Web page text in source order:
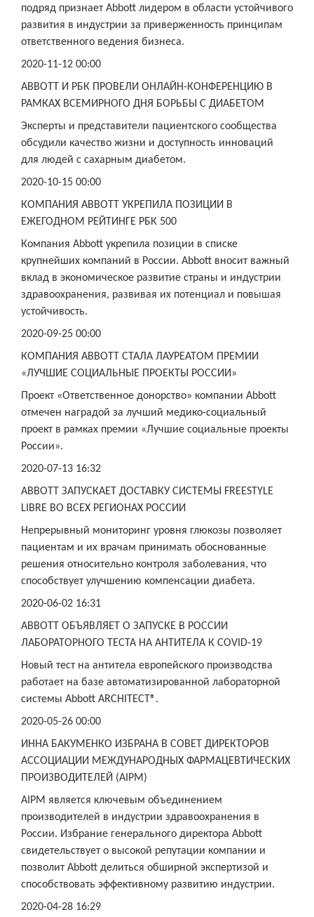
подряд признает Abbott лидером в области устойчивого
развития в индустрии за приверженность принципам
ответственного ведения бизнеса.
2020-11-12 00:00
ABBOTT И РБК ПРОВЕЛИ ОНЛАЙН-КОНФЕРЕНЦИЮ В
РАМКАХ ВСЕМИРНОГО ДНЯ БОРЬБЫ С ДИАБЕТОМ
Эксперты и представители пациентского сообщества
обсудили качество жизни и доступность инноваций
для людей с сахарным диабетом.
2020-10-15 00:00
КОМПАНИЯ ABBOTT УКРЕПИЛА ПОЗИЦИИ В
ЕЖЕГОДНОМ РЕЙТИНГЕ РБК 500
Компания Abbott укрепила позиции в списке
крупнейших компаний в России. Abbott вносит важный
вклад в экономическое развитие страны и индустрии
здравоохранения, развивая их потенциал и повышая
устойчивость.
2020-09-25 00:00
КОМПАНИЯ ABBOTT СТАЛА ЛАУРЕАТОМ ПРЕМИИ
«ЛУЧШИЕ СОЦИАЛЬНЫЕ ПРОЕКТЫ РОССИИ»
Проект «Ответственное донорство» компании Abbott
отмечен наградой за лучший медико-социальный
проект в рамках премии «Лучшие социальные проекты
России».
2020-07-13 16:32
ABBOTT ЗАПУСКАЕТ ДОСТАВКУ СИСТЕМЫ FREESTYLE
LIBRE ВО ВСЕХ РЕГИОНАХ РОССИИ
Непрерывный мониторинг уровня глюкозы позволяет
пациентам и их врачам принимать обоснованные
решения относительно контроля заболевания, что
способствует улучшению компенсации диабета.
2020-06-02 16:31
ABBOTT ОБЪЯВЛЯЕТ О ЗАПУСКЕ В РОССИИ
ЛАБОРАТОРНОГО ТЕСТА НА АНТИТЕЛА К COVID-19
Новый тест на антитела европейского производства
работает на базе автоматизированной лабораторной
системы Abbott ARCHITECT®.
2020-05-26 00:00
ИННА БАКУМЕНКО ИЗБРАНА В СОВЕТ ДИРЕКТОРОВ
АССОЦИАЦИИ МЕЖДУНАРОДНЫХ ФАРМАЦЕВТИЧЕСКИХ
ПРОИЗВОДИТЕЛЕЙ (AIPM)
AIPM является ключевым объединением
производителей в индустрии здравоохранения в
России. Избрание генерального директора Abbott
свидетельствует о высокой репутации компании и
позволит Abbott делиться обширной экспертизой и
способствовать эффективному развитию индустрии.
2020-04-28 16:29